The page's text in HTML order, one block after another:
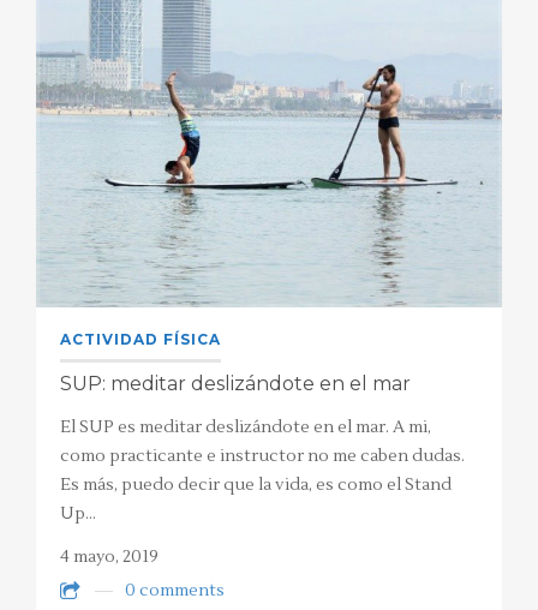
ACTIVIDAD FÍSICA
SUP: meditar deslizándote en el mar
El SUP es meditar deslizándote en el mar. A mi,
como practicante e instructor no me caben dudas.
Es más, puedo decir que la vida, es como el Stand
Up…
4 mayo, 2019
0 comments